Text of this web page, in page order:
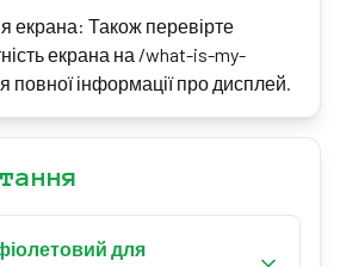
екрана: Також перевірте
екрана на /what-is-my-
повної інформації про дисплей.
для